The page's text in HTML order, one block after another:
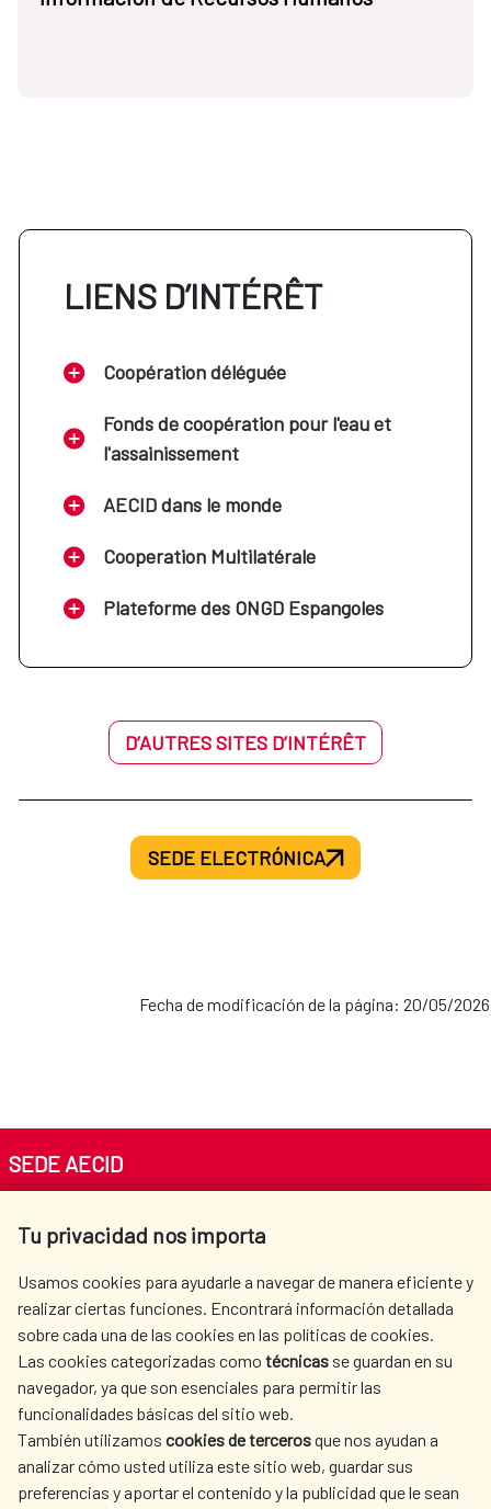
LIENS D’INTÉRÊT
Coopération déléguée
Fonds de coopération pour l'eau et
l'assainissement
AECID dans le monde
Cooperation Multilatérale
Plateforme des ONGD Espangoles
D’AUTRES SITES D’INTÉRÊT
SEDE ELECTRÓNICA
Fecha de modificación de la página: 20/05/2026
Tu privacidad nos importa
Usamos cookies para ayudarle a navegar de manera eficiente y
realizar ciertas funciones. Encontrará información detallada
sobre cada una de las cookies en las políticas de cookies.
Las cookies categorizadas como técnicas se guardan en su
navegador, ya que son esenciales para permitir las
funcionalidades básicas del sitio web.
También utilizamos cookies de tercerosque nos ayudan a
analizar cómo usted utiliza este sitio web, guardar sus
preferencias y aportar el contenido y la publicidad que le sean
SEDE AECID
Tel. +34 900 20 30 54​​​​​​​
AECID
OÙ NOUS COOPÉRONS
L'ACTION HUMANITAIRE
ESPAGNOLE
SALLE DE PRESSE
CULTURE ET SCIENCE BIBLIOTHÈQUE